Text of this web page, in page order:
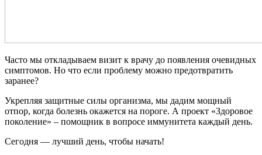
Часто мы откладываем визит к врачу до появления очевидных
симптомов. Но что если проблему можно предотвратить
заранее?
Укрепляя защитные силы организма, мы дадим мощный
отпор, когда болезнь окажется на пороге. А проект «Здоровое
поколение» – помощник в вопросе иммунитета каждый день.
Сегодня — лучший день, чтобы начать!